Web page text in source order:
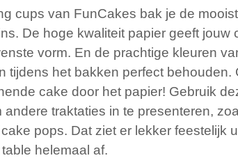
cups van FunCakes bak je de
De hoge kwaliteit papier geeft jouw
vorm. En de prachtige kleuren
tijdens het bakken perfect behouden.
cake door het papier! Gebruik
traktaties in te presenteren,
pops. Dat ziet er lekker feestelijk
helemaal af.